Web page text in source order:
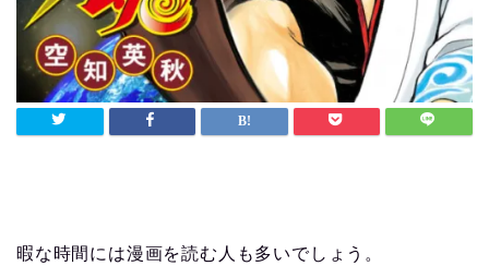
暇な時間には漫画を読む人も多いでしょう。